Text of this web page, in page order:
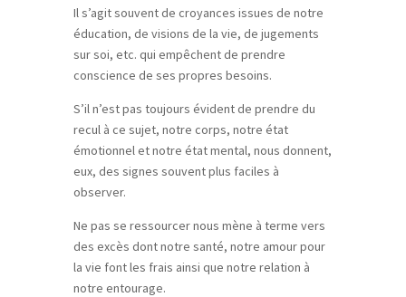
Il s’agit souvent de croyances issues de notre
éducation, de visions de la vie, de jugements
sur soi, etc. qui empêchent de prendre
conscience de ses propres besoins.
S’il n’est pas toujours évident de prendre du
recul à ce sujet, notre corps, notre état
émotionnel et notre état mental, nous donnent,
eux, des signes souvent plus faciles à
observer.
Ne pas se ressourcer nous mène à terme vers
des excès dont notre santé, notre amour pour
la vie font les frais ainsi que notre relation à
notre entourage.